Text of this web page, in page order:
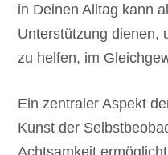
in Deinen Alltag kann
Unterstützung dienen,
zu helfen, im
Ein zentraler Aspekt
Kunst der
Achtsamkeit